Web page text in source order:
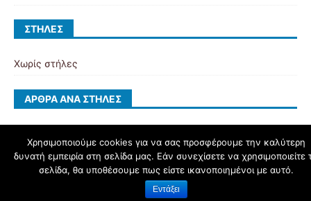
ΣΤΉΛΕΣ
Χωρίς στήλες
ΆΡΘΡΑ ΑΝΆ ΣΤΉΛΕΣ
schoolpress.sch.gr
Όροι Χρήσης schoolpress.sch.gr|Δήλωση προσβασιμότητας
Χρησιμοποιούμε cookies για να σας προσφέρουμε την καλύτερη
δυνατή εμπειρία στη σελίδα μας. Εάν συνεχίσετε να χρησιμοποιείτε
σελίδα, θα υποθέσουμε πως είστε ικανοποιημένοι με αυτό.
Εντάξει